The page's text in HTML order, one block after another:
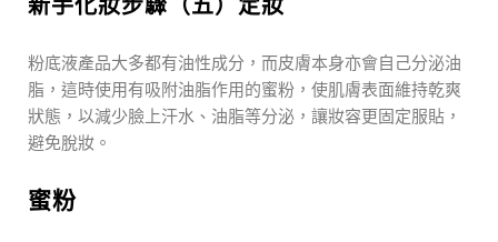
新手化妝步驟（五）定妝
粉底液產品大多都有油性成分，而皮膚本身亦會自己分泌油
脂，這時使用有吸附油脂作用的蜜粉，使肌膚表面維持乾爽
狀態，以減少臉上汗水、油脂等分泌，讓妝容更固定服貼，
避免脫妝。
蜜粉